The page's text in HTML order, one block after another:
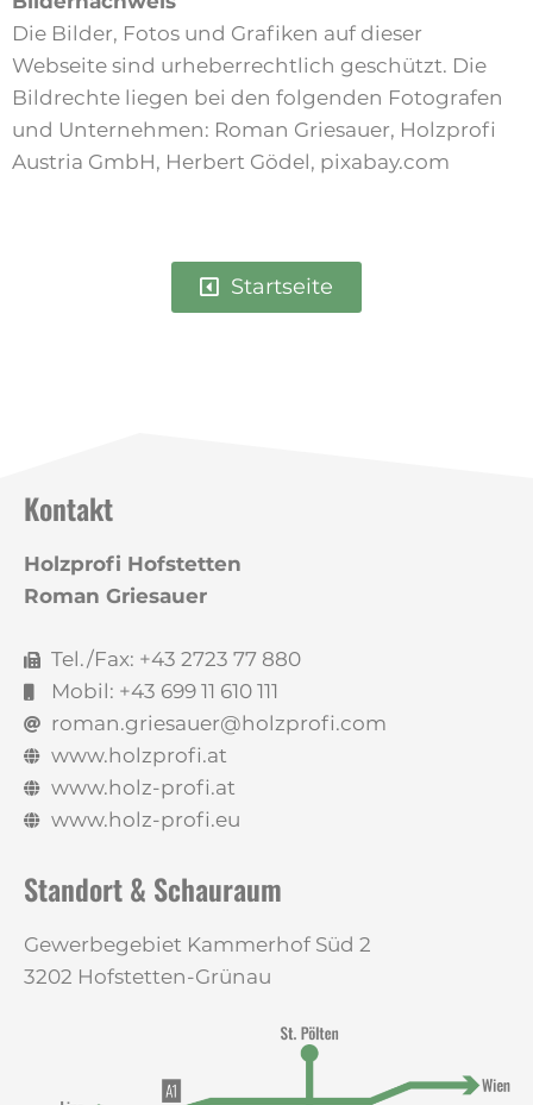
Die Bilder, Fotos und Grafiken auf dieser
Webseite sind urheberrechtlich geschützt. Die
Bildrechte liegen bei den folgenden Fotografen
und Unternehmen: Roman Griesauer, Holzprofi
Austria GmbH, Herbert Gödel, pixabay.com
Startseite
Kontakt
Holzprofi Hofstetten
Roman Griesauer
Tel./Fax: +43 2723 77 880
Mobil: +43 699 11 610 111
roman.griesauer@holzprofi.com
www.holzprofi.at
www.holz-profi.at
www.holz-profi.eu
Standort & Schauraum
Gewerbegebiet Kammerhof Süd 2
3202 Hofstetten-Grünau